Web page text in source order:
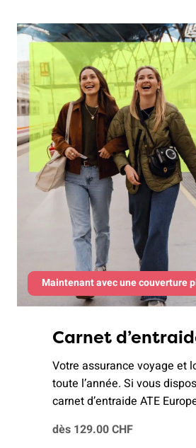
Maintenant avec une couverture
Carnet
Votre assurance voyage et
toute l’année. Si vous
carnet d’entraide ATE
montant déjà payé vous
dès 129.00 CHF